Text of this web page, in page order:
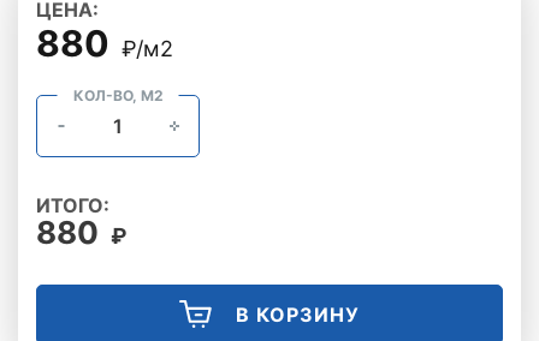
ЦЕНА:
880 ₽/м2
КОЛ-ВО, М2
ИТОГО:
880 ₽
В КОРЗИНУ